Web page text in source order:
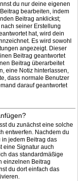
du nur deine eigenen
bearbeiten, indem
Beitrag anklickst;
seiner Erstellung
hat, wird dein
Es wird sowohl
angezeigt. Dieser
Beitrag geantwortet
Beitrag überarbeitet
eine Notiz hinterlassen,
dass normale Benutzer
darauf geantwortet
du zunächst eine solche
entwerfen. Nachdem du
in jedem Beitrag das
eine Signatur auch
das standardmäßige
einzelnen Beitrag
du dort einfach das